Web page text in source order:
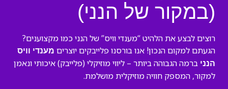
(במקור של הנני)
רוצים לבצע את הלהיט “מענדי וויס” של הנני כמו מקצוענים?
הגעתם למקום הנכון! אנו בורסנו פלייבקים יוצרים מענדי וויס
הנני ברמה הגבוהה ביותר – ליווי מוזיקלי (פלייבק) איכותי ונאמן
למקור, המספק חוויה מוזיקלית מושלמת.